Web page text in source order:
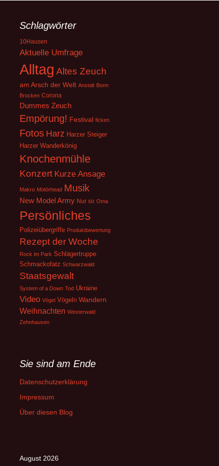
Schlagwörter
10Hausen
Aktuelle Umfrage
Alltag Altes Zeuch
am Arsch der Welt Anstalt Bonn
Brocken Corona
Dummes Zeuch
Empörung! Festival ficken
Fotos Harz Harzer Steiger
Harzer Wanderkönig
Knochenmühle
Konzert Kurze Ansage
Makro Motörhead Musik
New Model Army Nur so Oma
Persönliches
Polizeiübergriffe Produktbewertung
Rezept der Woche
Rock im Park Schlägertruppe
Schmackofatz Schwarzwald
Staatsgewalt
System of a Down Tod Ukraine
Video Vögel Vögeln Wandern
Weihnachten Westerwald
Zehnhausen
Sie sind am Ende
Datenschutzerklärung
Impressum
Über diesen Blog
August 2026